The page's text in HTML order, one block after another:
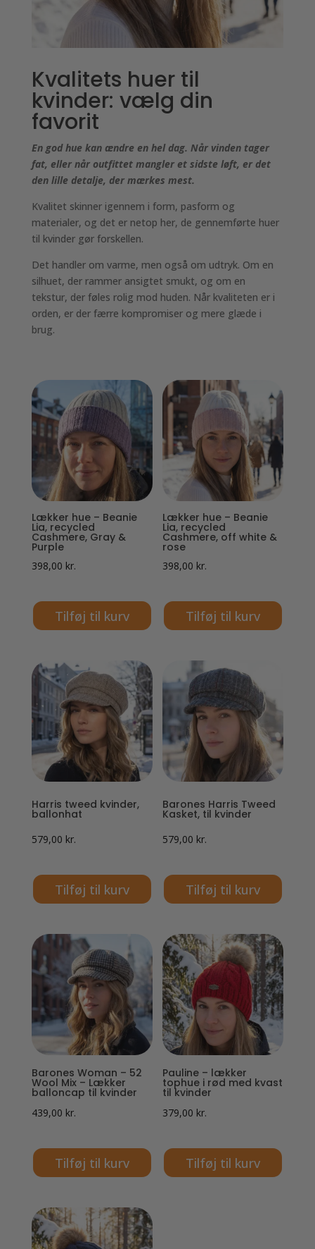
Kvalitets huer til
kvinder: vælg din
favorit
En god hue kan ændre en hel dag. Når vinden tager
fat, eller når outfittet mangler et sidste løft, er det
den lille detalje, der mærkes mest.
Kvalitet skinner igennem i form, pasform og
materialer, og det er netop her, de gennemførte huer
til kvinder gør forskellen.
Det handler om varme, men også om udtryk. Om en
silhuet, der rammer ansigtet smukt, og om en
tekstur, der føles rolig mod huden. Når kvaliteten er i
orden, er der færre kompromiser og mere glæde i
brug.
Lækker hue – Beanie
Lia, recycled
Cashmere, Gray &
Purple
398,00 kr.
Tilføj til kurv
Lækker hue – Beanie
Lia, recycled
Cashmere, off white &
rose
398,00 kr.
Tilføj til kurv
Harris tweed kvinder,
ballonhat
579,00 kr.
Tilføj til kurv
Barones Harris Tweed
Kasket, til kvinder
579,00 kr.
Tilføj til kurv
Barones Woman – 52
Wool Mix – Lækker
balloncap til kvinder
439,00 kr.
Tilføj til kurv
Pauline – lækker
tophue i rød med kvast
til kvinder
379,00 kr.
Tilføj til kurv